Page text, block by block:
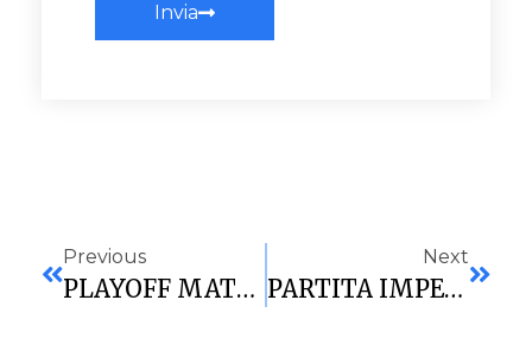
Invia
Previous
PLAYOFF MATEMATICI PER LA VIRTUS: BATTUTO ANCHE IL CONDOR
Next
PARTITA IMPECCABILE PER LE BIANCOBLU: ANCHE NULVI KO